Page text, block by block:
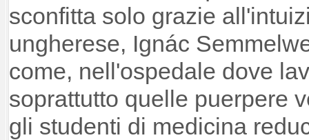
sconfitta solo grazie
ungherese, Ignác
come, nell'ospedale dove
soprattutto quelle puerpere
gli studenti di medicina